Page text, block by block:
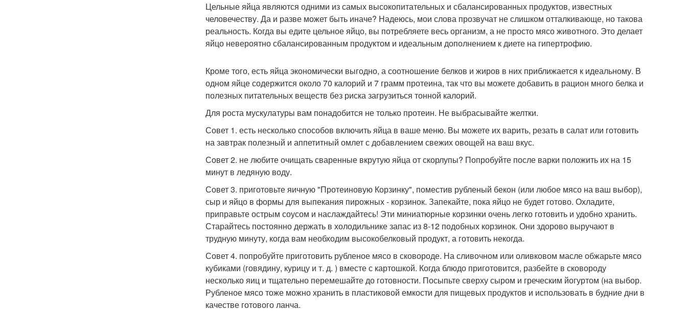
Цельные яйца являются одними из самых высокопитательных и сбалансированных продуктов, известных
человечеству. Да и разве может быть иначе? Надеюсь, мои слова прозвучат не слишком отталкивающе, но такова
реальность. Когда вы едите цельное яйцо, вы потребляете весь организм, а не просто мясо животного. Это делает
яйцо невероятно сбалансированным продуктом и идеальным дополнением к диете на гипертрофию.
Кроме того, есть яйца экономически выгодно, а соотношение белков и жиров в них приближается к идеальному. В
одном яйце содержится около 70 калорий и 7 грамм протеина, так что вы можете добавить в рацион много белка и
полезных питательных веществ без риска загрузиться тонной калорий.
Для роста мускулатуры вам понадобится не только протеин. Не выбрасывайте желтки.
Совет 1. есть несколько способов включить яйца в ваше меню. Вы можете их варить, резать в салат или готовить
на завтрак полезный и аппетитный омлет с добавлением свежих овощей на ваш вкус.
Совет 2. не любите очищать сваренные вкрутую яйца от скорлупы? Попробуйте после варки положить их на 15
минут в ледяную воду.
Совет 3. приготовьте яичную "Протеиновую Корзинку", поместив рубленый бекон (или любое мясо на ваш выбор),
сыр и яйцо в формы для выпекания пирожных - корзинок. Запекайте, пока яйцо не будет готово. Охладите,
приправьте острым соусом и наслаждайтесь! Эти миниатюрные корзинки очень легко готовить и удобно хранить.
Старайтесь постоянно держать в холодильнике запас из 8-12 подобных корзинок. Они здорово выручают в
трудную минуту, когда вам необходим высокобелковый продукт, а готовить некогда.
Совет 4. попробуйте приготовить рубленое мясо в сковороде. На сливочном или оливковом масле обжарьте мясо
кубиками (говядину, курицу и т. д. ) вместе с картошкой. Когда блюдо приготовится, разбейте в сковороду
несколько яиц и тщательно перемешайте до готовности. Посыпьте сверху сыром и греческим йогуртом (на выбор.
Рубленое мясо тоже можно хранить в пластиковой емкости для пищевых продуктов и использовать в будние дни в
качестве готового ланча.